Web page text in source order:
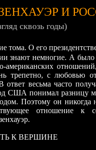
И
сквозь годы)
тома. О его
знают немногие. А было
американских
трепетно, с любовью
весьма часто
США понимал разницу
Поэтому он никогда
отношение к
К ВЕРШИНЕ